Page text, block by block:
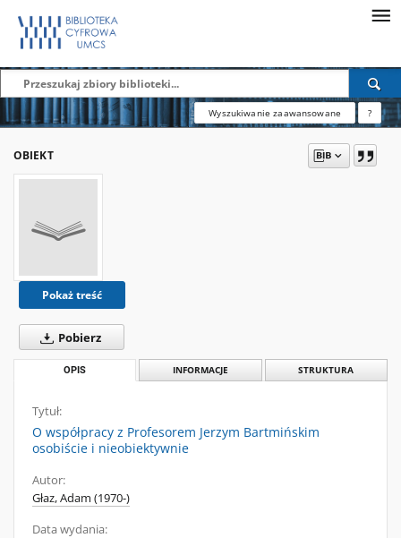
Wyszukiwanie zaawansowane ?
OBIEKT
Pokaż treść
Pobierz
OPIS INFORMACJE STRUKTURA
Tytuł:
O współpracy z Profesorem Jerzym Bartmińskim
osobiście i nieobiektywnie
Autor:
Głaz, Adam (1970-)
Data wydania: